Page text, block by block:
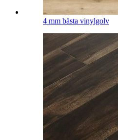
4 mm bästa vinylgolv